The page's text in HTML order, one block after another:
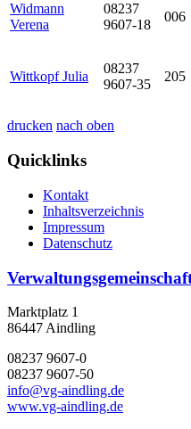
Widmann
Verena
08237
9607-18
006
Wittkopf Julia
08237
9607-35
205
drucken nach oben
Quicklinks
Kontakt
Inhaltsverzeichnis
Impressum
Datenschutz
Marktplatz 1
86447 Aindling
08237 9607-0
08237 9607-50
info@vg-aindling.de
www.vg-aindling.de